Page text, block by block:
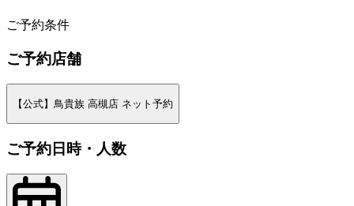
ご予約条件
ご予約店舗
【公式】鳥貴族 高槻店 ネット予約
ご予約日時・人数